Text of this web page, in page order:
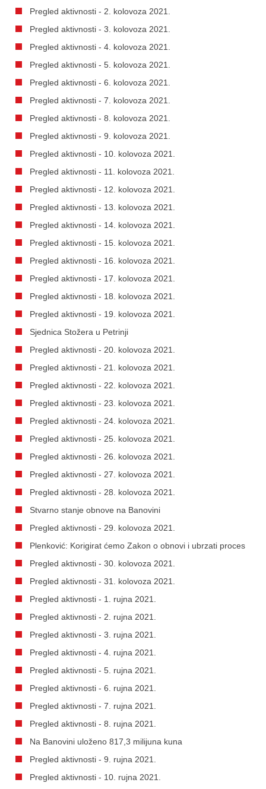
Pregled aktivnosti - 2. kolovoza 2021.
Pregled aktivnosti - 3. kolovoza 2021.
Pregled aktivnosti - 4. kolovoza 2021.
Pregled aktivnosti - 5. kolovoza 2021.
Pregled aktivnosti - 6. kolovoza 2021.
Pregled aktivnosti - 7. kolovoza 2021.
Pregled aktivnosti - 8. kolovoza 2021.
Pregled aktivnosti - 9. kolovoza 2021.
Pregled aktivnosti - 10. kolovoza 2021.
Pregled aktivnosti - 11. kolovoza 2021.
Pregled aktivnosti - 12. kolovoza 2021.
Pregled aktivnosti - 13. kolovoza 2021.
Pregled aktivnosti - 14. kolovoza 2021.
Pregled aktivnosti - 15. kolovoza 2021.
Pregled aktivnosti - 16. kolovoza 2021.
Pregled aktivnosti - 17. kolovoza 2021.
Pregled aktivnosti - 18. kolovoza 2021.
Pregled aktivnosti - 19. kolovoza 2021.
Sjednica Stožera u Petrinji
Pregled aktivnosti - 20. kolovoza 2021.
Pregled aktivnosti - 21. kolovoza 2021.
Pregled aktivnosti - 22. kolovoza 2021.
Pregled aktivnosti - 23. kolovoza 2021.
Pregled aktivnosti - 24. kolovoza 2021.
Pregled aktivnosti - 25. kolovoza 2021.
Pregled aktivnosti - 26. kolovoza 2021.
Pregled aktivnosti - 27. kolovoza 2021.
Pregled aktivnosti - 28. kolovoza 2021.
Stvarno stanje obnove na Banovini
Pregled aktivnosti - 29. kolovoza 2021.
Plenković: Korigirat ćemo Zakon o obnovi i ubrzati proces
Pregled aktivnosti - 30. kolovoza 2021.
Pregled aktivnosti - 31. kolovoza 2021.
Pregled aktivnosti - 1. rujna 2021.
Pregled aktivnosti - 2. rujna 2021.
Pregled aktivnosti - 3. rujna 2021.
Pregled aktivnosti - 4. rujna 2021.
Pregled aktivnosti - 5. rujna 2021.
Pregled aktivnosti - 6. rujna 2021.
Pregled aktivnosti - 7. rujna 2021.
Pregled aktivnosti - 8. rujna 2021.
Na Banovini uloženo 817,3 milijuna kuna
Pregled aktivnosti - 9. rujna 2021.
Pregled aktivnosti - 10. rujna 2021.